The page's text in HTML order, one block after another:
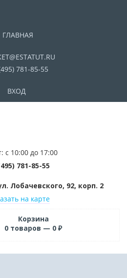
ГЛАВНАЯ
781-85-55
ВХОД
с 10:00 до 17:00
781-85-55
Лобачевского, 92, корп. 2
на карте
Корзина
0 товаров — 0 ₽